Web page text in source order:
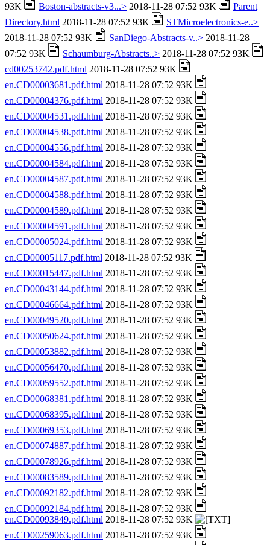
93K
Boston-abstracts-v3...> 2018-11-28 07:52 93K
Parent
Directory.html 2018-11-28 07:52 93K
STMicroelectronics-e..>
2018-11-28 07:52 93K
SanDiego-Abstracts-v..> 2018-11-28
07:52 93K
Schaumburg-Abstracts..> 2018-11-28 07:52 93K
cd00253742.pdf.html 2018-11-28 07:52 93K
en.CD00003681.pdf.html 2018-11-28 07:52 93K
en.CD00004376.pdf.html 2018-11-28 07:52 93K
en.CD00004531.pdf.html 2018-11-28 07:52 93K
en.CD00004538.pdf.html 2018-11-28 07:52 93K
en.CD00004556.pdf.html 2018-11-28 07:52 93K
en.CD00004584.pdf.html 2018-11-28 07:52 93K
en.CD00004587.pdf.html 2018-11-28 07:52 93K
en.CD00004588.pdf.html 2018-11-28 07:52 93K
en.CD00004589.pdf.html 2018-11-28 07:52 93K
en.CD00004591.pdf.html 2018-11-28 07:52 93K
en.CD00005024.pdf.html 2018-11-28 07:52 93K
en.CD00005117.pdf.html 2018-11-28 07:52 93K
en.CD00015447.pdf.html 2018-11-28 07:52 93K
en.CD00043144.pdf.html 2018-11-28 07:52 93K
en.CD00046664.pdf.html 2018-11-28 07:52 93K
en.CD00049520.pdf.html 2018-11-28 07:52 93K
en.CD00050624.pdf.html 2018-11-28 07:52 93K
en.CD00053882.pdf.html 2018-11-28 07:52 93K
en.CD00056470.pdf.html 2018-11-28 07:52 93K
en.CD00059552.pdf.html 2018-11-28 07:52 93K
en.CD00068381.pdf.html 2018-11-28 07:52 93K
en.CD00068395.pdf.html 2018-11-28 07:52 93K
en.CD00069353.pdf.html 2018-11-28 07:52 93K
en.CD00074887.pdf.html 2018-11-28 07:52 93K
en.CD00078926.pdf.html 2018-11-28 07:52 93K
en.CD00083589.pdf.html 2018-11-28 07:52 93K
en.CD00092182.pdf.html 2018-11-28 07:52 93K
en.CD00092184.pdf.html 2018-11-28 07:52 93K
en.CD00093849.pdf.html 2018-11-28 07:52 93K
en.CD00259063.pdf.html 2018-11-28 07:52 93K